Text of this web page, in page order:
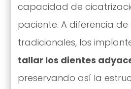
capacidad de
paciente. A diferencia de
tradicionales, los
tallar los dientes
preservando así la